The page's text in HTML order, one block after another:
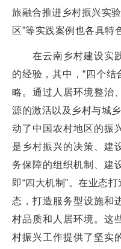
旅融合推进乡村振兴实
区”等实践案例也各具特
在云南乡村建设实践
的经验，其中，“四个结
略。通过人居环境整治
源的激活以及乡村与城
动了中国农村地区的振
是乡村振兴的决策、建
务保障的组织机制、建
即“四大机制”。在业态
态，打造服务型设施和
村品质和人居环境。这
村振兴工作提供了坚实